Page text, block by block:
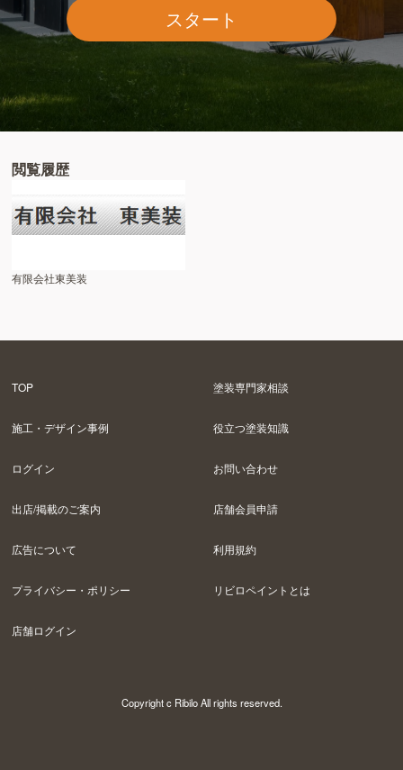
スタート
閲覧履歴
有限会社東美装
TOP 塗装専門家相談
施工・デザイン事例 役立つ塗装知識
ログイン お問い合わせ
出店/掲載のご案内 店舗会員申請
広告について 利用規約
プライバシー・ポリシー リビロペイントとは
店舗ログイン
Copyright c Ribilo All rights reserved.